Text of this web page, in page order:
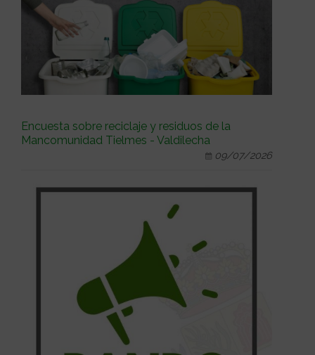
Encuesta sobre reciclaje y residuos de la
Mancomunidad Tielmes - Valdilecha
09/07/2026